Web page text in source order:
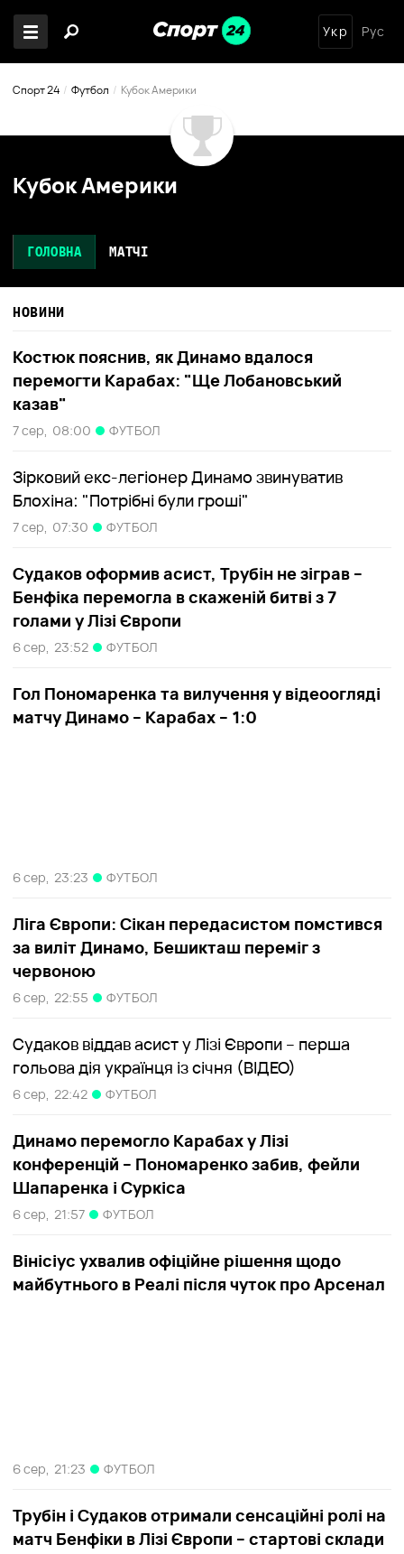
Укр Рус
Спорт 24 Футбол Кубок Америки
Кубок Америки
ГОЛОВНА МАТЧІ
НОВИНИ
Костюк пояснив, як Динамо вдалося
перемогти Карабах: "Ще Лобановський
казав"
7 сер, 08:00 ФУТБОЛ
Зірковий екс-легіонер Динамо звинуватив
Блохіна: "Потрібні були гроші"
7 сер, 07:30 ФУТБОЛ
Судаков оформив асист, Трубін не зіграв –
Бенфіка перемогла в скаженій битві з 7
голами у Лізі Європи
6 сер, 23:52 ФУТБОЛ
Гол Пономаренка та вилучення у відеоогляді
матчу Динамо – Карабах – 1:0
6 сер, 23:23 ФУТБОЛ
Ліга Європи: Сікан передасистом помстився
за виліт Динамо, Бешикташ переміг з
червоною
6 сер, 22:55 ФУТБОЛ
Судаков віддав асист у Лізі Європи – перша
гольова дія українця із січня (ВІДЕО)
6 сер, 22:42 ФУТБОЛ
Динамо перемогло Карабах у Лізі
конференцій – Пономаренко забив, фейли
Шапаренка і Суркіса
6 сер, 21:57 ФУТБОЛ
Вінісіус ухвалив офіційне рішення щодо
майбутнього в Реалі після чуток про Арсенал
6 сер, 21:23 ФУТБОЛ
Трубін і Судаков отримали сенсаційні ролі на
матч Бенфіки в Лізі Європи – стартові склади